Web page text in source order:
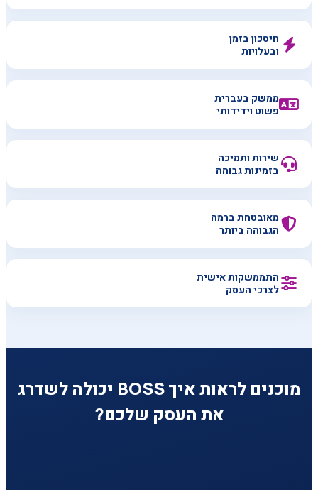
חיסכון בזמן
ובעלויות
ממשק בעברית
פשוט וידידותי
שירות ותמיכה
בזמינות גבוהה
מאובטחת ברמה
הגבוהה ביותר
התממשקות אישית
לצרכי העסק
מוכנים לראות איך BOSS יכולה לשדרג
את העסק שלכם?